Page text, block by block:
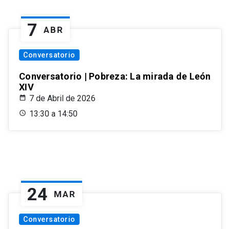
7 ABR
Conversatorio
Conversatorio | Pobreza: La mirada de León
XIV
7 de Abril de 2026
13:30 a 14:50
24 MAR
Conversatorio